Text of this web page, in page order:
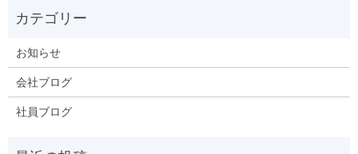
お知らせ
会社ブログ
社員ブログ